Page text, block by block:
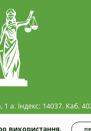
1 а. Індекс: 14037. Каб.
використання.